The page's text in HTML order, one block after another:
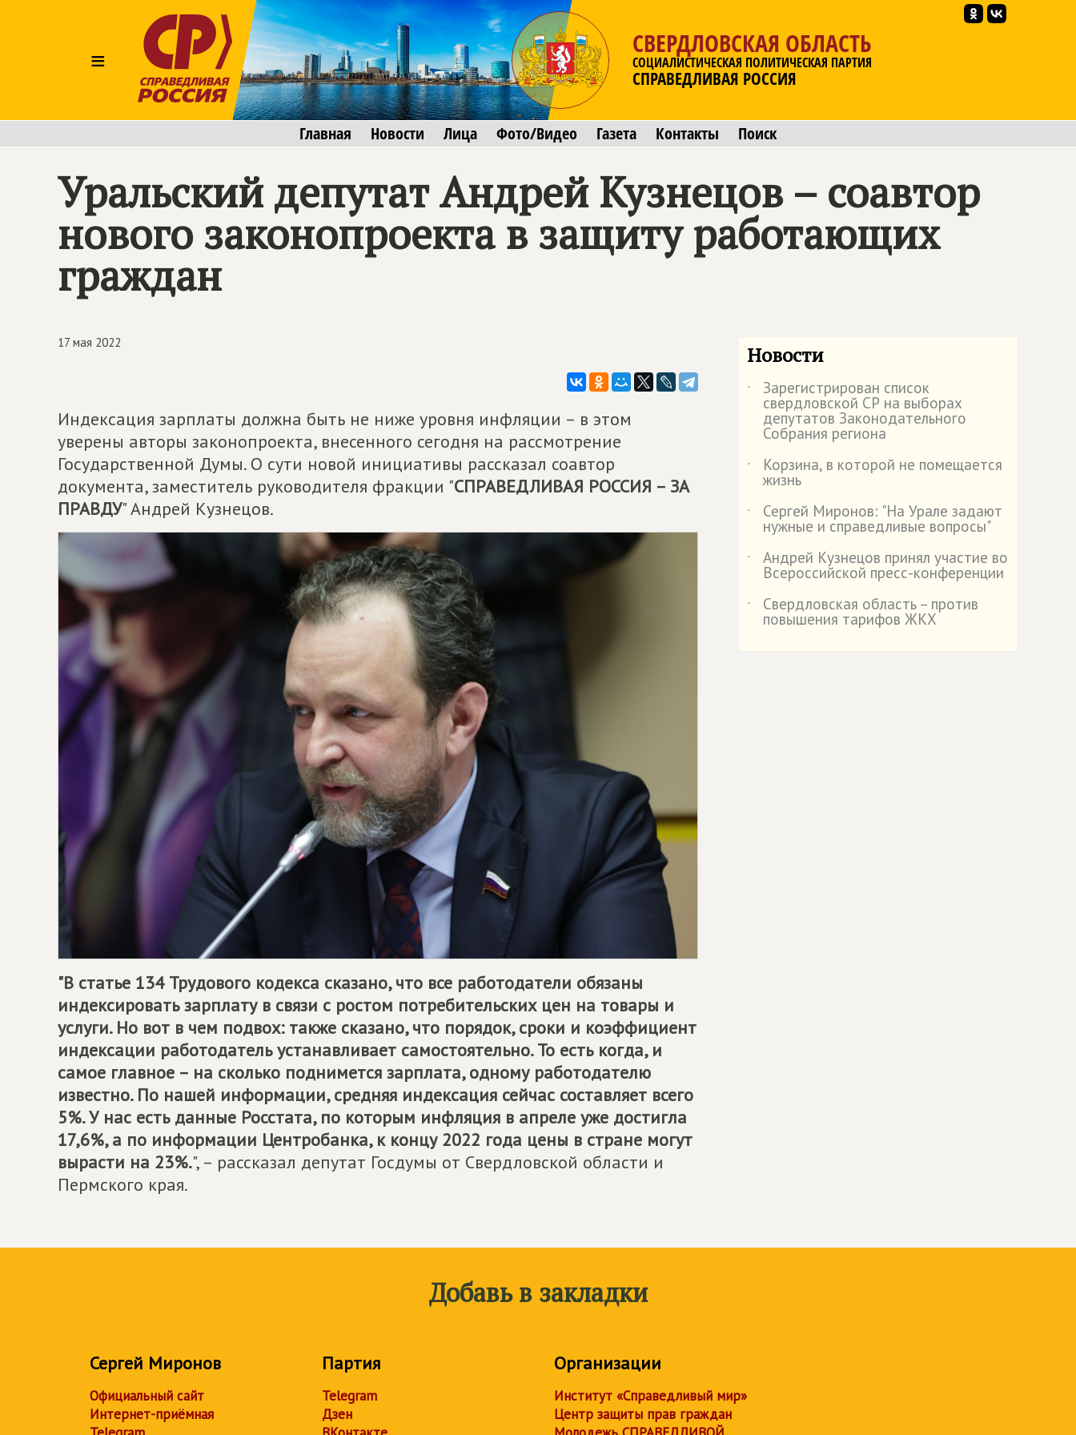
≡
СВЕРДЛОВСКАЯ ОБЛАСТЬ
СОЦИАЛИСТИЧЕСКАЯ ПОЛИТИЧЕСКАЯ ПАРТИЯ
СПРАВЕДЛИВАЯ РОССИЯ
Главная Новости Лица Фото/Видео Газета Контакты Поиск
Уральский депутат Андрей Кузнецов – соавтор
нового законопроекта в защиту работающих
граждан
17 мая 2022
Индексация зарплаты должна быть не ниже уровня инфляции – в этом
уверены авторы законопроекта, внесенного сегодня на рассмотрение
Государственной Думы. О сути новой инициативы рассказал соавтор
документа, заместитель руководителя фракции "СПРАВЕДЛИВАЯ РОССИЯ – ЗА
ПРАВДУ" Андрей Кузнецов.
"В статье 134 Трудового кодекса сказано, что все работодатели обязаны
индексировать зарплату в связи с ростом потребительских цен на товары и
услуги. Но вот в чем подвох: также сказано, что порядок, сроки и коэффициент
индексации работодатель устанавливает самостоятельно. То есть когда, и
самое главное – на сколько поднимется зарплата, одному работодателю
известно. По нашей информации, средняя индексация сейчас составляет всего
5%. У нас есть данные Росстата, по которым инфляция в апреле уже достигла
17,6%, а по информации Центробанка, к концу 2022 года цены в стране могут
вырасти на 23%.", – рассказал депутат Госдумы от Свердловской области и
Пермского края.
Новости
˙ Зарегистрирован список
свердловской СР на выборах
депутатов Законодательного
Собрания региона
˙
Корзина, в которой не помещается
жизнь
˙
Сергей Миронов: "На Урале задают
нужные и справедливые вопросы"
˙
Андрей Кузнецов принял участие во
Всероссийской пресс-конференции
˙
Свердловская область – против
повышения тарифов ЖКХ
Добавь в закладки
Сергей Миронов
Официальный сайт
Интернет-приёмная
Партия
Telegram
Дзен
Организации
Институт «Справедливый мир»
Центр защиты прав граждан